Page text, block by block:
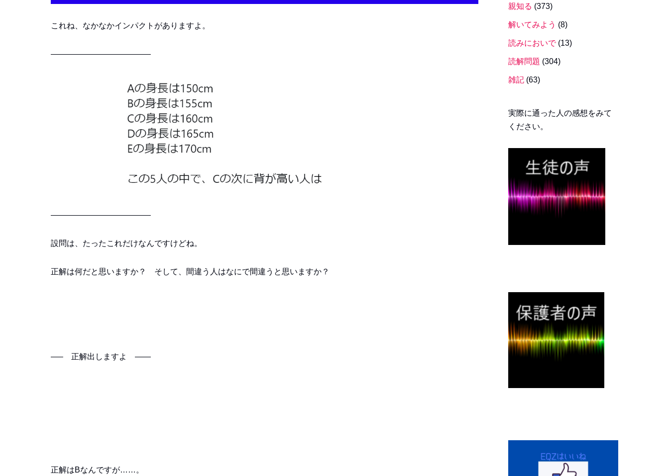
これね、なかなかインパクトがありますよ。
————————————–
————————————–
設問は、たったこれだけなんですけどね。
正解は何だと思いますか？ そして、間違う人はなにで間違うと思いますか？
—– 正解出しますよ ——
正解はBなんですが……。
親知る (373)
解いてみよう (8)
読みにおいで(13)
読解問題 (304)
雑記 (63)
実際に通った人の感想をみて
ください。